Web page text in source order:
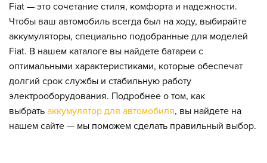
Fiat — это сочетание стиля, комфорта и надежности.
Чтобы ваш автомобиль всегда был на ходу, выбирайте
аккумуляторы, специально подобранные для моделей
Fiat. В нашем каталоге вы найдете батареи с
оптимальными характеристиками, которые обеспечат
долгий срок службы и стабильную работу
электрооборудования. Подробнее о том, как
выбрать аккумулятор для автомобиля, вы найдете на
нашем сайте — мы поможем сделать правильный выбор.